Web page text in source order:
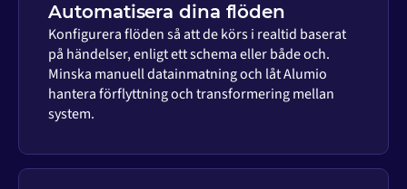
Automatisera dina flöden
Konfigurera flöden så att de körs i realtid baserat
på händelser, enligt ett schema eller både och.
Minska manuell datainmatning och låt Alumio
hantera förflyttning och transformering mellan
system.